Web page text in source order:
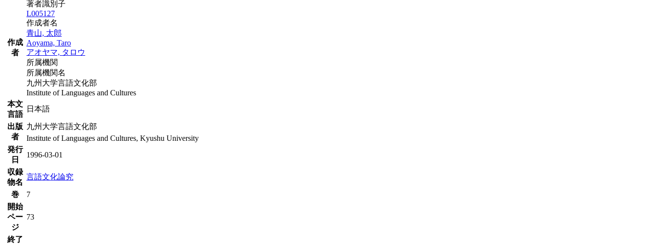
作成
者
著者識別子
L005127
作成者名
青山, 太郎
Aoyama, Taro
アオヤマ, タロウ
所属機関
所属機関名
九州大学言語文化部
Institute of Languages and Cultures
本文
言語
日本語
出版
者
九州大学言語文化部
Institute of Languages and Cultures, Kyushu University
発行
日
1996-03-01
収録
物名
言語文化論究
巻
7
開始
ペー
ジ
73
終了